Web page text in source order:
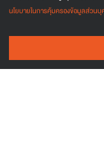
แจ้งเรื่องร้องเรียนทุ
สำนักงาน ป.ป.ช. (ศูนย์ร้อง
สำนักงาน ป.ป.ท. (ระบบรั
สถิติการเยี่ย
นโยบายในการคุ้มครองข้อมูลส่วน